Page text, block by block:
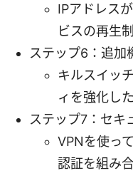
IPアドレス
ビスの再生
ステップ6：追加
キルスイッ
ィを強化し
ステップ7：セキ
VPNを使っ
認証を組み